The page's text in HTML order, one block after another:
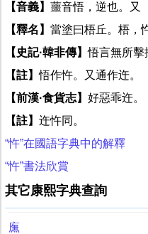
【音義】 蘁音悟，逆也。又
【釋名】 當塗曰梧丘。梧，
【史記·韓非傳】悟言無所擊
【註】悟作忤。又通作迕。
【前漢·食貨志】 好惡乖迕。
【註】 迕忤同。
“忤”在國語字典中的解釋
“忤”書法欣賞
其它康熙字典查詢
廡